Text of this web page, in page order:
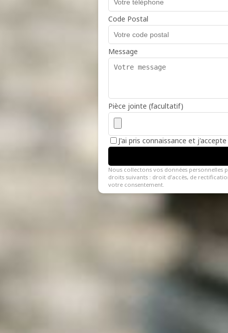
Code Postal
Message
Pièce jointe (facultatif)
J'ai pris connaissance et
Nous collectons vos données
droits suivants : droit d’accès, de
votre consentement.